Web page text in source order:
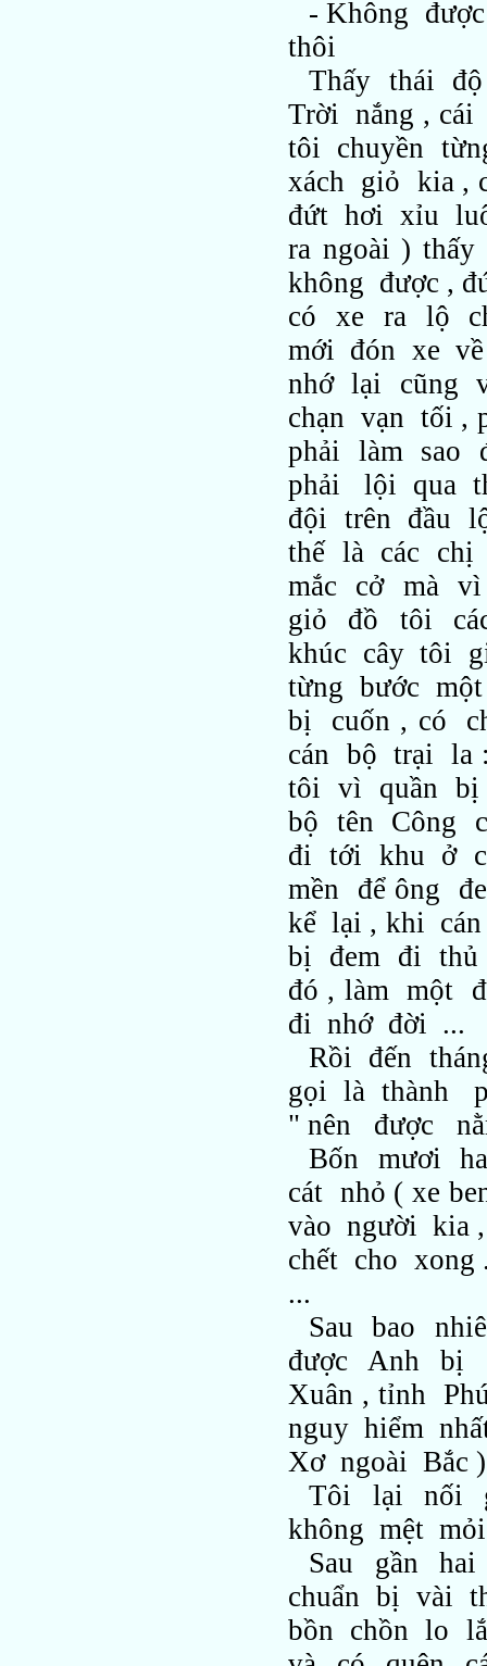
- Không
thôi
Thấy thái
Trời nắng ,
tôi chuyền
xách giỏ kia ,
đứt hơi xỉu
ra ngoài )
không được ,
có xe ra lộ
mới đón xe
nhớ lại cũng
chạn vạn tối ,
phải làm sao
phải lội qua
đội trên đầu
thế là các
mắc cở mà
giỏ đồ tôi
khúc cây tôi
từng bước
bị cuốn , có
cán bộ trại la
tôi vì quần bị
bộ tên Công
đi tới khu ở
mền để ông
kể lại , khi
bị đem đi thủ
đó , làm một
đi nhớ đời ...
Rồi đến
gọi là thành
" nên được
Bốn mươi
cát nhỏ ( xe
vào người kia
chết cho
...
Sau bao
được Anh bị
Xuân , tỉnh
nguy hiểm
Xơ ngoài Bắc
Tôi lại nối
không mệt
Sau gần
chuẩn bị vài
bồn chồn lo